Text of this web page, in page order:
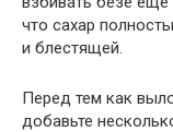
что сахар
и блестящей.
Перед тем как
добавьте